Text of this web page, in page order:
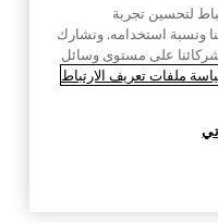
لتحسين تجربة
ونسبة استخدامه. ونشارك
على مستوى وسائل
ملفات تعريف الارتباط